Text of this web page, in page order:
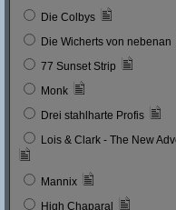
Die Colbys
Die Wicherts von nebenan
77 Sunset Strip
Monk
Drei stahlharte Profis
Lois & Clark - The New
Mannix
High Chaparal